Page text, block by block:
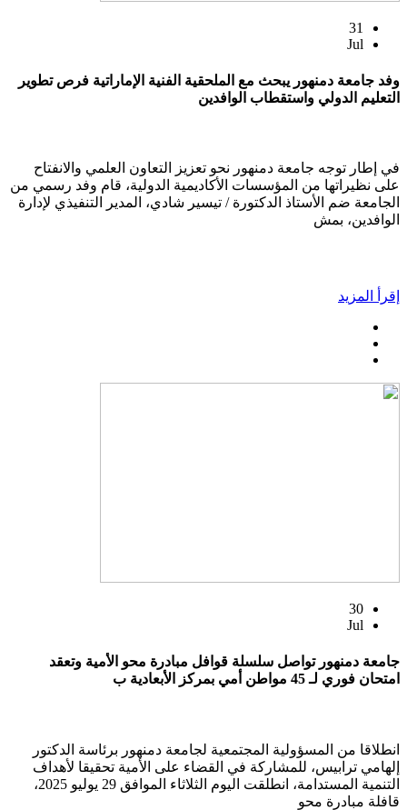
31
Jul
وفد جامعة دمنهور يبحث مع الملحقية الفنية الإماراتية فرص تطوير
التعليم الدولي واستقطاب الوافدين
في إطار توجه جامعة دمنهور نحو تعزيز التعاون العلمي والانفتاح
على نظيراتها من المؤسسات الأكاديمية الدولية، قام وفد رسمي من
الجامعة ضم الأستاذ الدكتورة / تيسير شادي، المدير التنفيذي لإدارة
الوافدين، بمش
إقرأ المزيد
30
Jul
جامعة دمنهور تواصل سلسلة قوافل مبادرة محو الأمية وتعقد
امتحان فوري لـ 45 مواطن أمي بمركز الأبعادية ب
انطلاقا من المسؤولية المجتمعية لجامعة دمنهور برئاسة الدكتور
إلهامي ترابيس، للمشاركة في القضاء على الأمية تحقيقا لأهداف
التنمية المستدامة، انطلقت اليوم الثلاثاء الموافق 29 يوليو 2025،
قافلة مبادرة محو